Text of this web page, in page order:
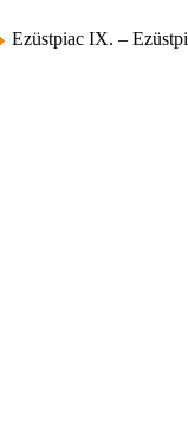
Ezüstpiac IX. –